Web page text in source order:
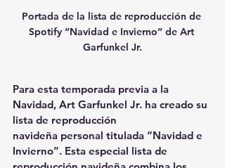
Portada de la lista de reproducción de
Spotify “Navidad e Invierno” de Art
Garfunkel Jr.
Para esta temporada previa a la
Navidad, Art Garfunkel Jr. ha creado su
lista de reproducción
navideña personal titulada “Navidad e
Invierno”. Esta especial lista de